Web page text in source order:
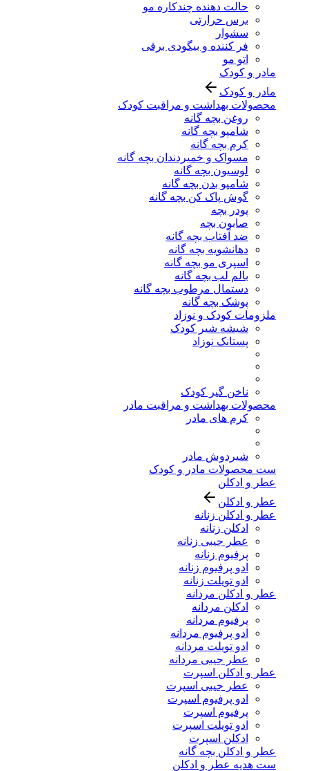
حالت دهنده چندکاره مو
برس حرارتی
سشوار
فر کننده و بیگودی برقی
اتو مو
مادر و کودک
مادر و کودک
محصولات بهداشت و مراقبت کودک
روغن بچه گانه
شامپو بچه گانه
کرم بچه گانه
مسواک و خمیردندان بچه گانه
لوسیون بچه گانه
شامپو بدن بچه گانه
گوش پاک کن بچه گانه
پودر بچه
صابون بچه
ضد آفتاب بچه گانه
دهانشویه بچه گانه
اسپری مو بچه گانه
بالم لب بچه گانه
دستمال مرطوب بچه گانه
پوشک بچه گانه
ملزومات کودک و نوزاد
شیشه شیر کودک
پستانک نوزاد
ناخن گیر کودک
محصولات بهداشت و مراقبت مادر
کرم های مادر
شیردوش مادر
ست محصولات مادر و کودک
عطر و ادکلن
عطر و ادکلن
عطر و ادکلن زنانه
ادکلن زنانه
عطر جیبی زنانه
پرفیوم زنانه
ادو پرفیوم زنانه
ادو تویلت زنانه
عطر و ادکلن مردانه
ادکلن مردانه
پرفیوم مردانه
ادو پرفیوم مردانه
ادو تویلت مردانه
عطر جیبی مردانه
عطر و ادکلن اسپرت
عطر جیبی اسپرت
ادو پرفیوم اسپرت
پرفیوم اسپرت
ادو تویلت اسپرت
ادکلن اسپرت
عطر و ادکلن بچه گانه
ست هدیه عطر و ادکلن